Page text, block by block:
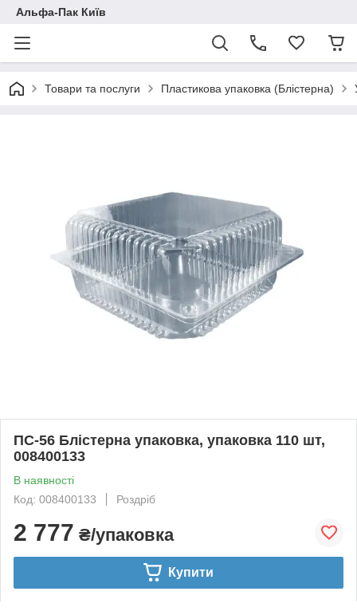
Альфа-Пак Київ
Товари та послуги Пластикова упаковка (Блістерна)
ПС-56 Блістерна упаковка, упаковка 110 шт,
008400133
В наявності
Код: 008400133
Роздріб
2 777 ₴/упаковка
Купити